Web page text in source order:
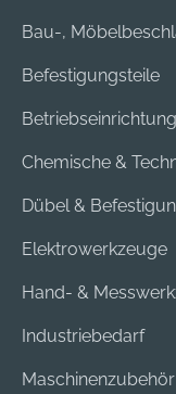
Bau-,
Befestigungsteile
Betriebseinrichtung
Chemische &
Dübel &
Elektrowerkzeuge
Hand- &
Industriebedarf